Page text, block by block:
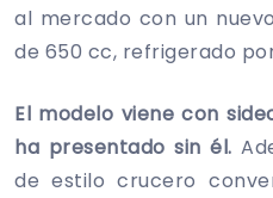
al mercado con un
de 650 cc, refrigerado
El modelo viene con
ha presentado sin él.
de estilo crucero